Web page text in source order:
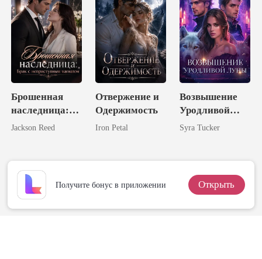
Брошенная
наследница:
Брак с
Jackson Reed
Отвержение и
Одержимость
Iron Petal
Возвышение
Уродливой
Луны
Syra Tucker
Получите бонус в приложении Открыть